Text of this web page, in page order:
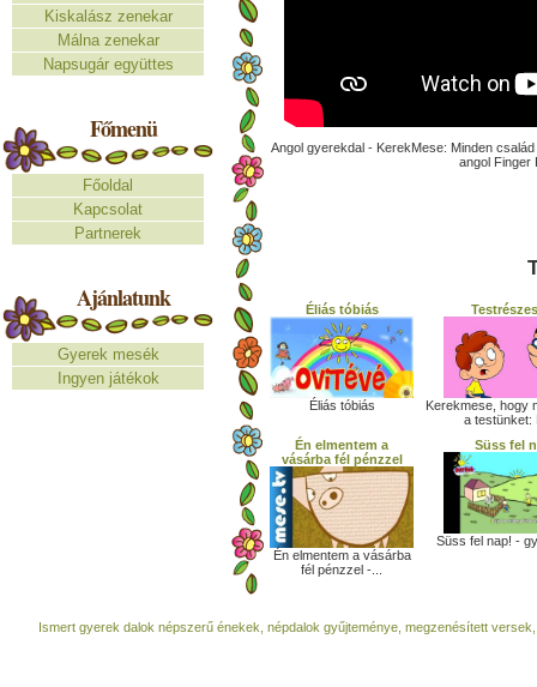
Kiskalász zenekar
Málna zenekar
Napsugár együttes
Főmenü
Főoldal
Kapcsolat
Partnerek
Ajánlatunk
Gyerek mesék
Ingyen játékok
Angol gyerekdal - KerekMese: Minden
angol Finger
Éliás tóbiás
Éliás tóbiás
Kerekmese, hogy
a testünket:
Én elmentem a
vásárba fél pénzzel
Én elmentem a vásárba
fél pénzzel -...
Süss fel
Süss fel nap! -
Ismert gyerek dalok népszerű énekek, népdalok gyűjteménye, megzenésített